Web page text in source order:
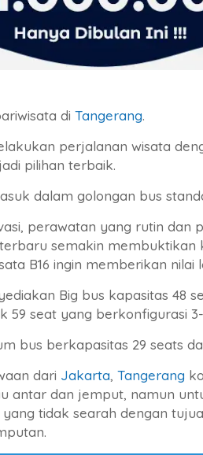
di Tangerang.
perjalanan wisata
pilihan terbaik.
dalam golongan bus
perawatan yang rutin dan
semakin membuktikan
B16 ingin memberikan nilai
Big bus kapasitas 48
59 seat yang berkonfigurasi
bus berkapasitas 29 seats
dari Jakarta, Tangerang
antar dan jemput, namun
tidak searah dengan